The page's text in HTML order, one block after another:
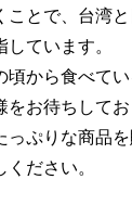
ことで、台湾
ています。
頃から食べて
をお待ちしてお
っぷりな商品
ださい。